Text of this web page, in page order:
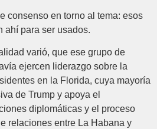
consenso en torno al tema: esos
ahí para ser usados.
varió, que ese grupo de
ejercen liderazgo sobre la
en la Florida, cuya mayoría
de Trump y apoya el
diplomáticas y el proceso
relaciones entre La Habana y